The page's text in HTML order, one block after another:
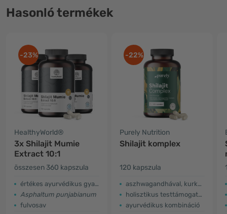
Hasonló termékek
-23%
HealthyWorld®
3x Shilajit Mumie
Extract 10:1
összesen 360 kapszula
értékes ayurvédikus gyanta
Asphaltum punjabianum
fulvosav
-22%
Purely Nutrition
Shilajit komplex
120 kapszula
aszhwagandhával, kurkumával és oroszlánsörénnyel
holisztikus testtámogatás
ayurvédikus kombináció